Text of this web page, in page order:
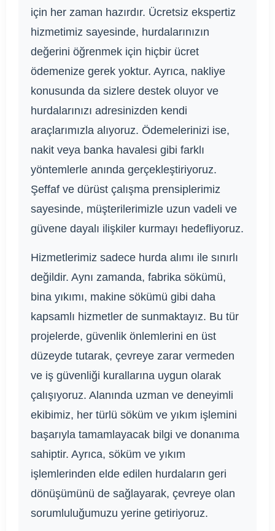
için her zaman hazırdır. Ücretsiz ekspertiz
hizmetimiz sayesinde, hurdalarınızın
değerini öğrenmek için hiçbir ücret
ödemenize gerek yoktur. Ayrıca, nakliye
konusunda da sizlere destek oluyor ve
hurdalarınızı adresinizden kendi
araçlarımızla alıyoruz. Ödemelerinizi ise,
nakit veya banka havalesi gibi farklı
yöntemlerle anında gerçekleştiriyoruz.
Şeffaf ve dürüst çalışma prensiplerimiz
sayesinde, müşterilerimizle uzun vadeli ve
güvene dayalı ilişkiler kurmayı hedefliyoruz.
Hizmetlerimiz sadece hurda alımı ile sınırlı
değildir. Aynı zamanda, fabrika sökümü,
bina yıkımı, makine sökümü gibi daha
kapsamlı hizmetler de sunmaktayız. Bu tür
projelerde, güvenlik önlemlerini en üst
düzeyde tutarak, çevreye zarar vermeden
ve iş güvenliği kurallarına uygun olarak
çalışıyoruz. Alanında uzman ve deneyimli
ekibimiz, her türlü söküm ve yıkım işlemini
başarıyla tamamlayacak bilgi ve donanıma
sahiptir. Ayrıca, söküm ve yıkım
işlemlerinden elde edilen hurdaların geri
dönüşümünü de sağlayarak, çevreye olan
sorumluluğumuzu yerine getiriyoruz.